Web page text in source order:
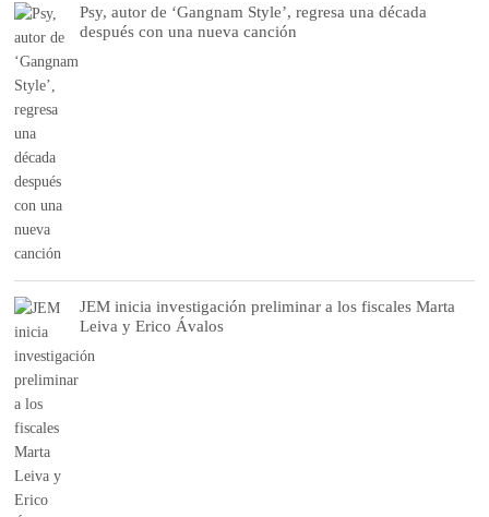
Psy, autor de ‘Gangnam Style’, regresa una década
después con una nueva canción
JEM inicia investigación preliminar a los fiscales Marta
Leiva y Erico Ávalos